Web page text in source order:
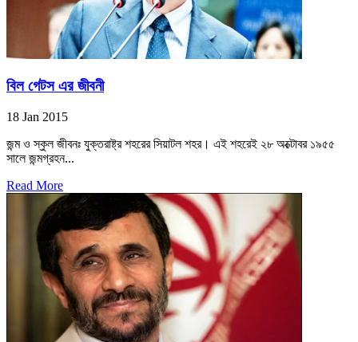
বিল গেটস এর জীবনী
18 Jan 2015
জন্ম ও স্কুল জীবনঃ যুক্তরাষ্ট্র শহরের সিয়াটল শহর। এই শহরেই ২৮ অক্টোবর ১৯৫৫
সালে জন্মগ্রহন...
Read More